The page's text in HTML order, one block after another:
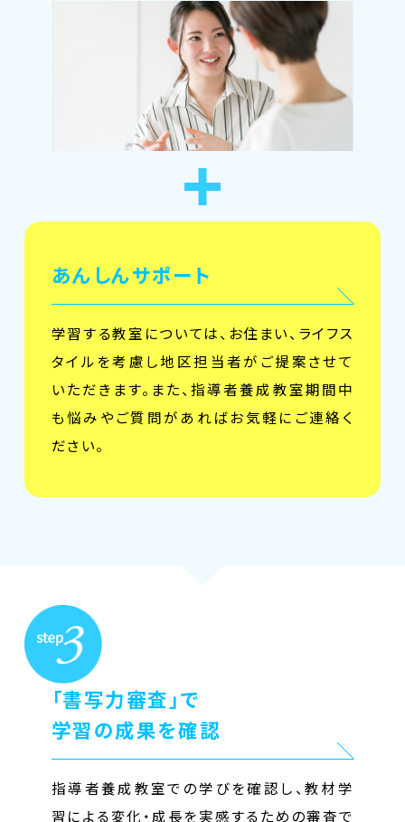
あんしんサポート
学習する教室については、お住まい、ライフス
タイルを考慮し地区担当者がご提案させて
いただきます。また、指導者養成教室期間中
も悩みやご質問があればお気軽にご連絡く
ださい。
「書写力審査」で
学習の成果を確認
指導者養成教室での学びを確認し、教材学
習による変化・成長を実感するための審査で